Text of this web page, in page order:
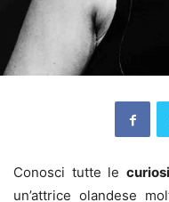
Conosci tutte le
un’attrice olandese